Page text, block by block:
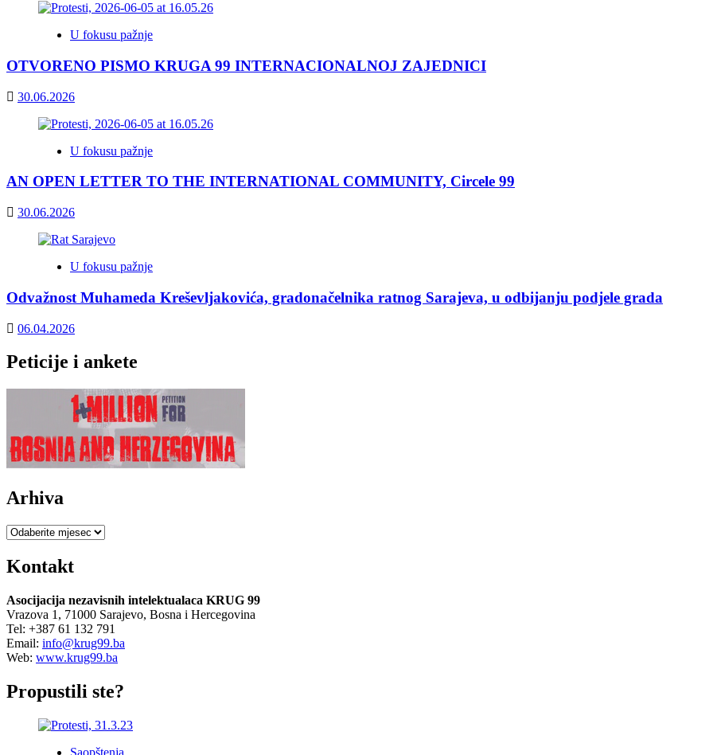
U fokusu pažnje
OTVORENO PISMO KRUGA 99 INTERNACIONALNOJ ZAJEDNICI
30.06.2026
U fokusu pažnje
AN OPEN LETTER TO THE INTERNATIONAL COMMUNITY, Circele 99
30.06.2026
U fokusu pažnje
Odvažnost Muhameda Kreševljakovića, gradonačelnika ratnog Sarajeva, u odbijanju podjele grada
06.04.2026
Peticije i ankete
Arhiva
Arhiva
Kontakt
Asocijacija nezavisnih intelektualaca KRUG 99
Vrazova 1, 71000 Sarajevo, Bosna i Hercegovina
Tel: +387 61 132 791
Email: info@krug99.ba
Web: www.krug99.ba
Propustili ste?
Saopštenja